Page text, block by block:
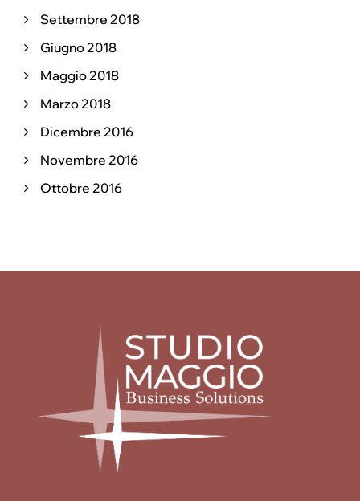
Settembre 2018
Giugno 2018
Maggio 2018
Marzo 2018
Dicembre 2016
Novembre 2016
Ottobre 2016